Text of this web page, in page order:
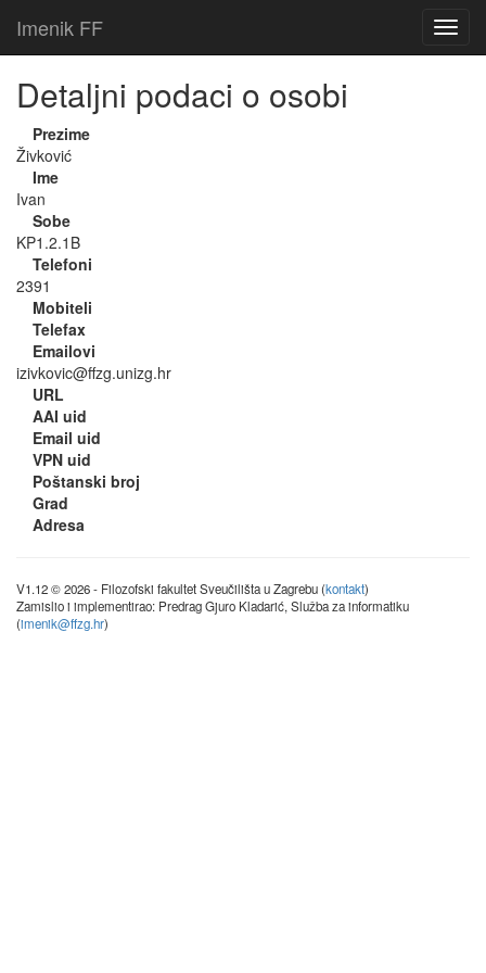
Imenik FF
Detaljni podaci o osobi
Prezime
Živković
Ime
Ivan
Sobe
KP1.2.1B
Telefoni
2391
Mobiteli
Telefax
Emailovi
izivkovic@ffzg.unizg.hr
URL
AAI uid
Email uid
VPN uid
Poštanski broj
Grad
Adresa
V1.12 © 2026 - Filozofski fakultet Sveučilišta u Zagrebu (kontakt)
Zamislio i implementirao: Predrag Gjuro Kladarić, Služba za informatiku
(imenik@ffzg.hr)